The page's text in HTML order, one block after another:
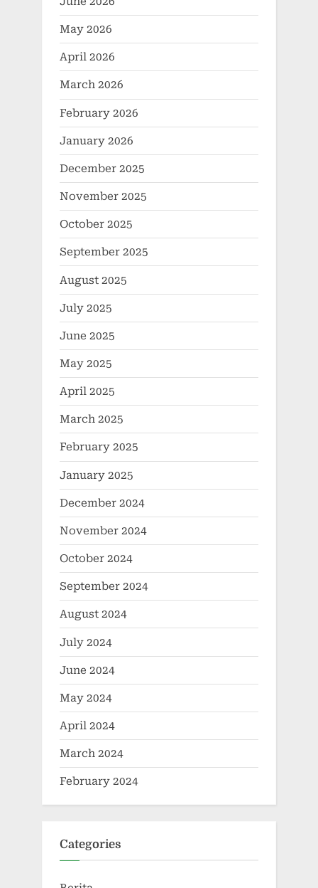
May 2026
April 2026
March 2026
February 2026
January 2026
December 2025
November 2025
October 2025
September 2025
August 2025
July 2025
June 2025
May 2025
April 2025
March 2025
February 2025
January 2025
December 2024
November 2024
October 2024
September 2024
August 2024
July 2024
June 2024
May 2024
April 2024
March 2024
February 2024
Categories